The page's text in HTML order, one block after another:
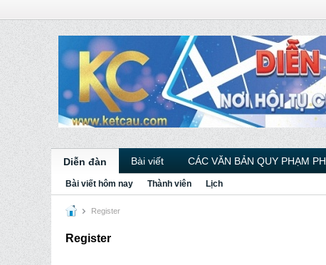
Diễn đàn Bài viết CÁC VĂN BẢN QUY PHẠM
Bài viết hôm nay Thành viên Lịch
Register
Register